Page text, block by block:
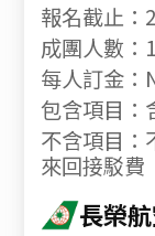
報名截止
成團人數：
每人訂金
包含項目：
不含項目：
來回接駁費
長榮